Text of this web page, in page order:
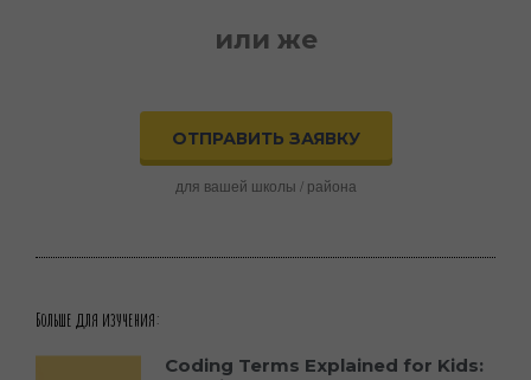
или же
ОТПРАВИТЬ ЗАЯВКУ
для вашей школы / района
Больше для изучения:
Coding Terms Explained for Kids: